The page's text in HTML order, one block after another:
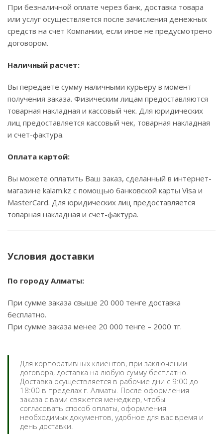
При безналичной оплате через банк, доставка товара
или услуг осуществляется после зачисления денежных
средств на счет Компании, если иное не предусмотрено
договором.
Наличный расчет:
Вы передаете сумму наличными курьеру в момент
получения заказа. Физическим лицам предоставляются
товарная накладная и кассовый чек. Для юридических
лиц предоставляется кассовый чек, товарная накладная
и счет-фактура.
Оплата картой:
Вы можете оплатить Ваш заказ, сделанный в интернет-
магазине kalam.kz с помощью банковской карты Visa и
MasterCard. Для юридических лиц предоставляется
товарная накладная и счет-фактура.
Условия доставки
По городу Алматы:
При сумме заказа свыше 20 000 тенге доставка
бесплатно.
При сумме заказа менее 20 000 тенге – 2000 тг.
Для корпоративных клиентов, при заключении
договора, доставка на любую сумму бесплатно.
Доставка осуществляется в рабочие дни с 9:00 до
18:00 в пределах г. Алматы. После оформления
заказа с вами свяжется менеджер, чтобы
согласовать способ оплаты, оформления
необходимых документов, удобное для вас время и
день доставки.